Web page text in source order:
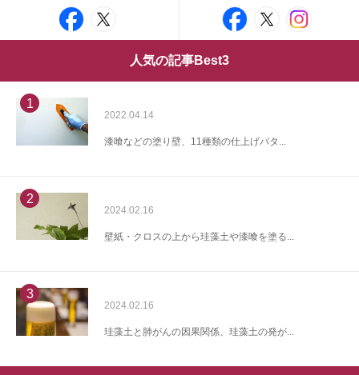
人気の記事Best3
1
2022.04.14
漆喰などの塗り壁、11種類の仕上げパタ...
2
2024.02.16
壁紙・クロスの上から珪藻土や漆喰を塗る...
3
2024.02.16
珪藻土と肺がんの因果関係、珪藻土の発が...